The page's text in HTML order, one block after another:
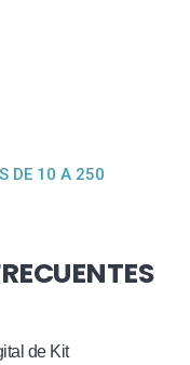
DE 10 A 250
de Kit